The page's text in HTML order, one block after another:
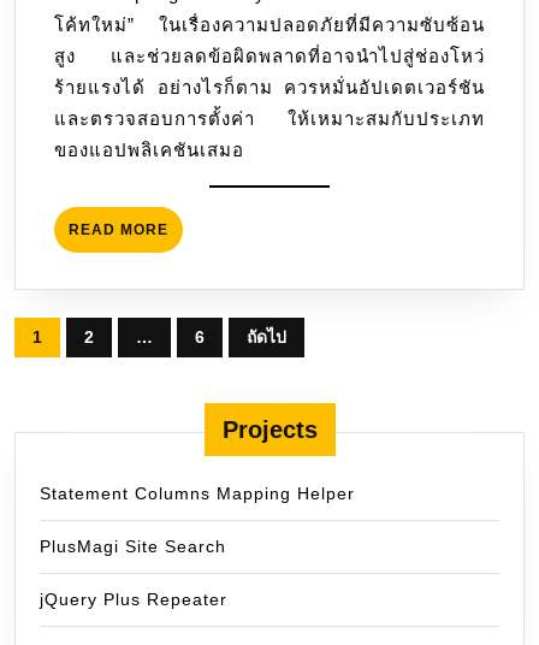
โค้ทใหม่” ในเรื่องความปลอดภัยที่มีความซับซ้อน
สูง และช่วยลดข้อผิดพลาดที่อาจนำไปสู่ช่องโหว่
ร้ายแรงได้ อย่างไรก็ตาม ควรหมั่นอัปเดตเวอร์ชัน
และตรวจสอบการตั้งค่า ให้เหมาะสมกับประเภท
ของแอปพลิเคชันเสมอ
READ MORE READ
MORE
Posts
pagination
1 2 … 6 ถัดไป
Projects
Statement Columns Mapping Helper
PlusMagi Site Search
jQuery Plus Repeater